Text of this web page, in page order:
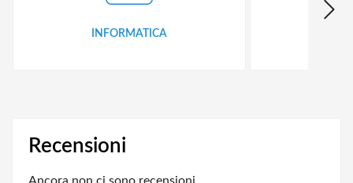
INFORMATICA
Recensioni
Ancora non ci sono recensioni.